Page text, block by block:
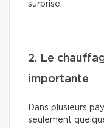
surprise.
2. Le
importante
Dans plusieurs
seulement